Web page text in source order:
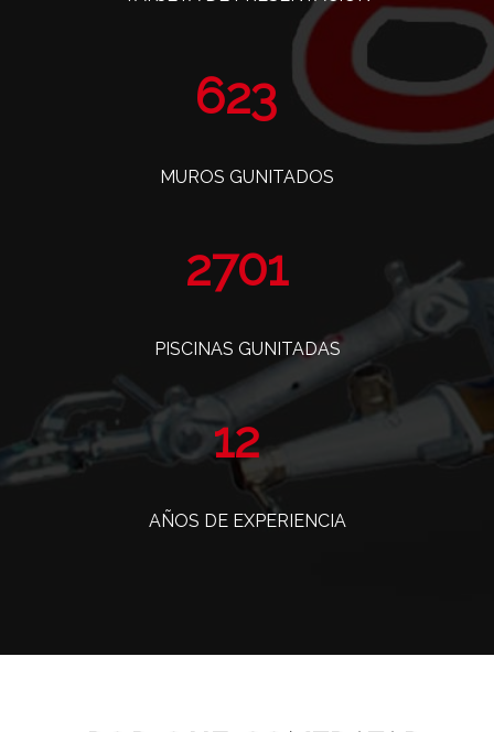
765
MUROS GUNITADOS
3318
PISCINAS GUNITADAS
14
AÑOS DE EXPERIENCIA